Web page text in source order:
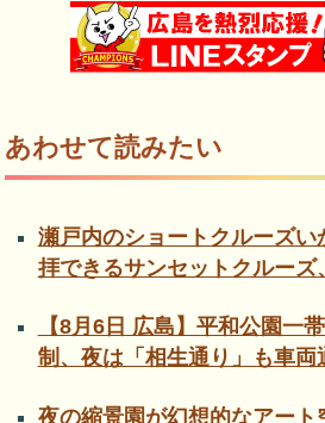
あわせて読みたい
瀬戸内のショートクルーズい
拝できるサンセットクルーズ
【8月6日 広島】平和公園一
制、夜は「相生通り」も車両
夜の縮景園が幻想的なアート